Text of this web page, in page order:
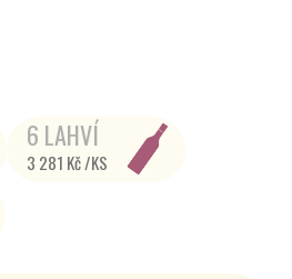
6 LAHVÍ
3 281 Kč /KS